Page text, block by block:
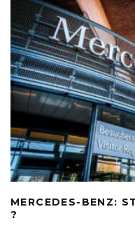
MERCEDES-BENZ:
?